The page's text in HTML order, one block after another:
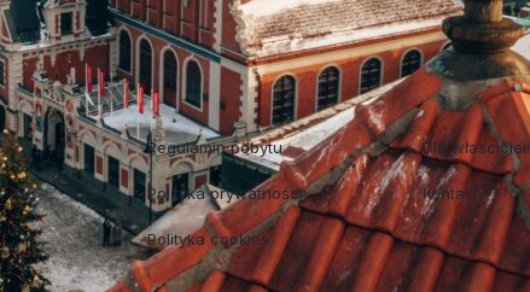
Regulaminy
Regulamin pobytu
Polityka prywatności
Polityka cookies
Współpraca
Dla właścicieli
Kontakt